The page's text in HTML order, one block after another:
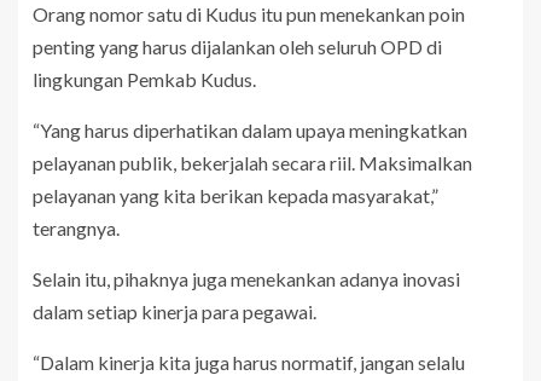
Orang nomor satu di Kudus itu pun menekankan poin
penting yang harus dijalankan oleh seluruh OPD di
lingkungan Pemkab Kudus.
“Yang harus diperhatikan dalam upaya meningkatkan
pelayanan publik, bekerjalah secara riil. Maksimalkan
pelayanan yang kita berikan kepada masyarakat,”
terangnya.
Selain itu, pihaknya juga menekankan adanya inovasi
dalam setiap kinerja para pegawai.
“Dalam kinerja kita juga harus normatif, jangan selalu